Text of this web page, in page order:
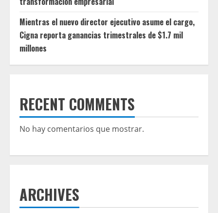
Mientras el nuevo director ejecutivo asume el cargo,
Cigna reporta ganancias trimestrales de $1.7 mil
millones
RECENT COMMENTS
No hay comentarios que mostrar.
ARCHIVES